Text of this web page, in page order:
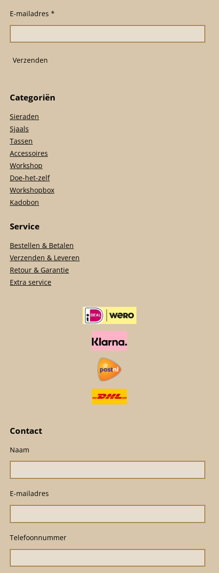
o
o
g
r
m
p
E-mailadres *
Verzenden
Categoriën
Sieraden
Sjaals
Tassen
Accessoires
Workshop
Doe-het-zelf
Workshopbox
Kadobon
Service
Bestellen & Betalen
Verzenden & Leveren
Retour & Garantie
Extra service
Contact
Naam
E-mailadres
Telefoonnummer